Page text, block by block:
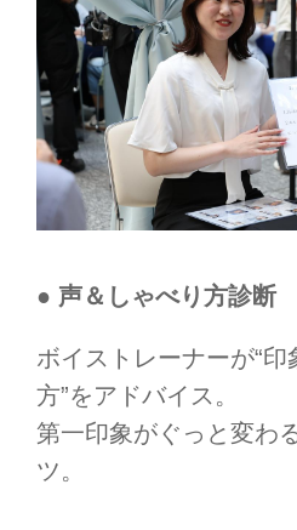
● 声＆しゃべり方診断
ボイストレーナーが“印
方”をアドバイス。
第一印象がぐっと変わ
ツ。